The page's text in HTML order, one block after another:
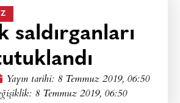
saldırganları
Yayın tarihi: 8 Temmuz 2019, 06:50
8 Temmuz 2019, 06:50